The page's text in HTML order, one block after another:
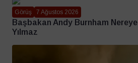
Görüş 7 Ağustos 2026
Başbakan Andy Burnham
Yılmaz